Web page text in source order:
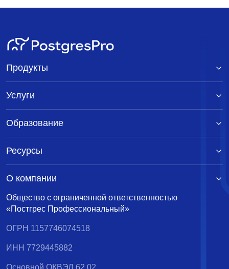
Общество с ограниченной ответственностью
«Постгрес Профессиональный»
ОГРН 1157746074518
ИНН 7729445882
Продукты
Услуги
Образование
Ресурсы
О компании